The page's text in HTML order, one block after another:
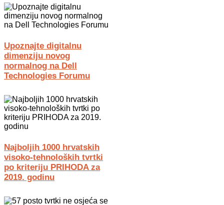
Upoznajte digitalnu
dimenziju novog
normalnog na Dell
Technologies Forumu
Najboljih 1000 hrvatskih
visoko-tehnoloških tvrtki
po kriteriju PRIHODA za
2019. godinu